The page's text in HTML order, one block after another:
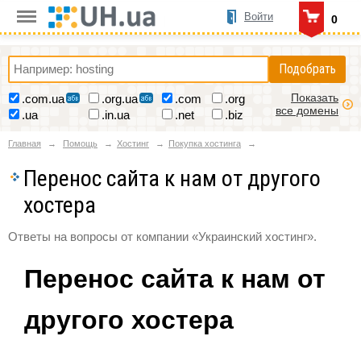
0
Войти
Подобрать
.com.ua .org.ua .com
.org
.ua
.in.ua .net .biz
Показать
все домены
Главная Помощь Хостинг Покупка хостинга
Перенос сайта к нам от другого
хостера
Ответы на вопросы от компании «Украинский хостинг».
Перенос сайта к нам от
другого хостера